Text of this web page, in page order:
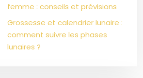
femme : conseils et prévisions
Grossesse et calendrier lunaire :
comment suivre les phases
lunaires ?